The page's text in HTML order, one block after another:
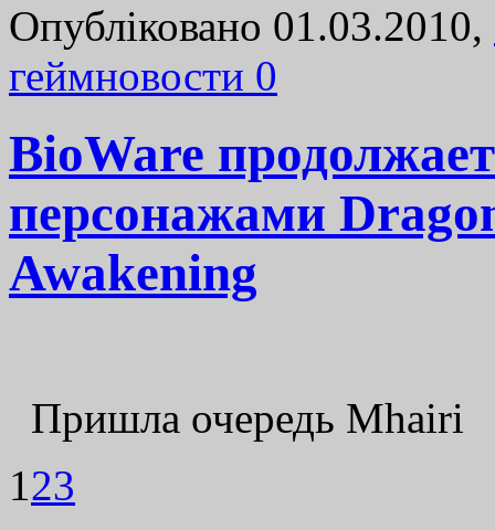
Опубліковано 01.03.2010,
геймновости 0
BioWare
персонажами
Awakening
Пришла очередь Mhairi
123